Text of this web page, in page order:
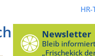
Newsletter
Bleib
„Frischekick